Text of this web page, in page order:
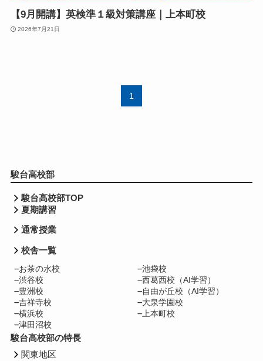
【9月開講】英検準１級対策講座｜上本町校
2026年7月21日
1
駿台高校部
駿台高校部TOP
夏期講習
通常授業
校舎一覧
お茶の水校
渋谷校
豊洲校
吉祥寺校
横浜校
津田沼校
池袋校
西葛西校（AI学習）
自由が丘校（AI学習）
大泉学園校
上本町校
駿台高校部の特長
関東地区